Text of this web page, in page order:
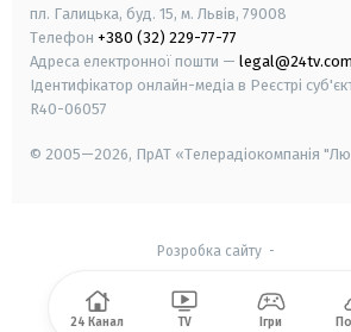
пл. Галицька, буд. 15, м. Львів, 79008
Телефон +380 (32) 229-77-77
Адреса електронної пошти —
Ідентифікатор онлайн-медіа в Реєстрі
R40-06057
© 2005—2026, ПрАТ «Телерадіокомпанія
Розробка сайту-
24 Канал TV Ігри